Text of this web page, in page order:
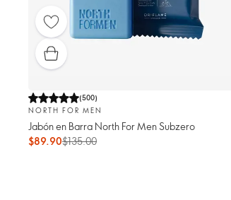
(500)
NORTH FOR MEN
Jabón en Barra North For Men Subzero
$89.90$135.00